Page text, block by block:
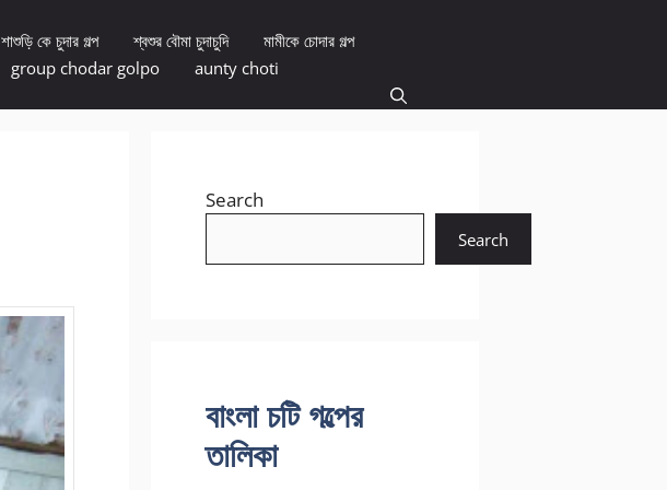
শাশুড়ি কে চুদার গল্প শ্বশুর বৌমা চুদাচুদি
মামীকে চোদার গল্প
group chodar golpo aunty choti
Search
Search
বাংলা চটি গল্পের
তালিকা